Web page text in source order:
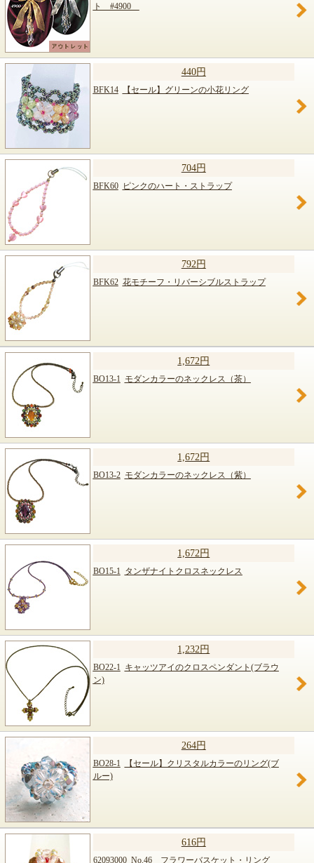
ト #4900
440円
BFK14 【セール】グリーンの小花リング
704円
BFK60 ピンクのハート・ストラップ
792円
BFK62 花モチーフ・リバーシブルストラップ
1,672円
BO13-1 モダンカラーのネックレス（茶）
1,672円
BO13-2 モダンカラーのネックレス（紫）
1,672円
BO15-1 タンザナイトクロスネックレス
1,232円
BO22-1 キャッツアイのクロスペンダント(ブラウ
ン)
264円
BO28-1
【セール】クリスタルカラーのリング(ブ
ルー)
616円
62093000 No.46 フラワーバスケット・リング